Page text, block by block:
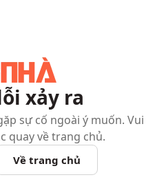
xảy ra
sự cố ngoài ý muốn. Vui
quay về trang chủ.
Về trang chủ